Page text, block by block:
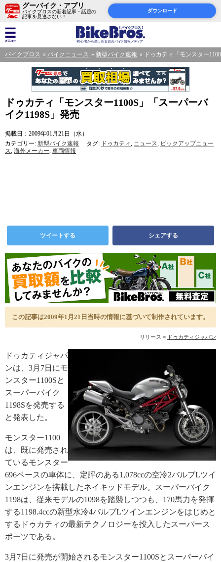
グーバイク・アプリ
バイクブロスの新着記事・話題の
記事を見逃さない！
ダウンロード
バイクブロス バイクニュース 新型バイク速報 ドゥカティ「モンスター
ドゥカティ「モンスター1100S」「スーパーバ
イク1198S」発売
掲載日：2009年01月21日（水）
カテゴリー: 新型バイク速報 タグ: ドゥカティ, ニュース, ピックアップニュー
ス, 海外メーカー, 車両情報
ツイートする シェアする
この記事は2009年1月21日当時の情報に基づいて制作されています。
リリース = ドゥカティジャパン
ドゥカティジャパ
ンは、3月7日にモ
ンスター1100Sと
スーパーバイク
1198Sを発売する
と発表した。
モンスター1100
は、既に発売され
ているモンスター
696ベースの車体に、定評のある1,078ccの空冷2バルブLツイ
ンエンジンを搭載したネイキッドモデル。スーパーバイク
1198は、従来モデルの1098を踏襲しつつも、170馬力を発揮
する1198.4ccの新型水冷4バルブLツインエンジンをはじめと
するドゥカティの最新テクノロジーを投入したスーパース
ポーツである。
3月7日に発売が開始されるモンスター1100Sとスーパーバイ